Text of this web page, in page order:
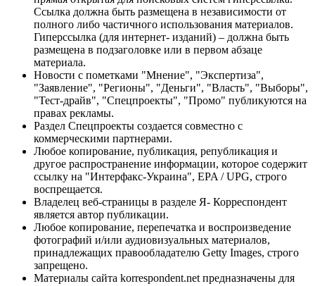
Ссылка должна быть размещена в независимости от
полного либо частичного использования материалов.
Гиперссылка (для интернет- изданий) – должна быть
размещена в подзаголовке или в первом абзаце
материала.
Новости с пометками "Мнение", "Экспертиза",
"Заявление", "Регионы", "Деньги", "Власть", "Выборы",
"Тест-драйв", "Спецпроекты", "Промо" публикуются на
правах рекламы.
Раздел Спецпроекты создается совместно с
коммерческими партнерами.
Любое копирование, публикация, републикация и
другое распространение информации, которое содержит
ссылку на "Интерфакс-Украина", EPA / UPG, строго
воспрещается.
Владелец веб-страницы в разделе Я- Корреспондент
является автор публикации.
Любое копирование, перепечатка и воспроизведение
фотографий и/или аудиовизуальных материалов,
принадлежащих правообладателю Getty Images, строго
запрещено.
Материалы сайта korrespondent.net предназначены для